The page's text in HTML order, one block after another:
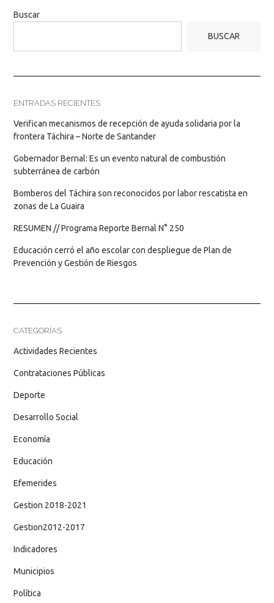
Buscar
BUSCAR
ENTRADAS RECIENTES
Verifican mecanismos de recepción de ayuda solidaria por la
frontera Táchira – Norte de Santander
Gobernador Bernal: Es un evento natural de combustión
subterránea de carbón
Bomberos del Táchira son reconocidos por labor rescatista en
zonas de La Guaira
RESUMEN // Programa Reporte Bernal N° 250
Educación cerró el año escolar con despliegue de Plan de
Prevención y Gestión de Riesgos
CATEGORÍAS
Actividades Recientes
Contrataciones Públicas
Deporte
Desarrollo Social
Economía
Educación
Efemerides
Gestion 2018-2021
Gestion2012-2017
Indicadores
Municipios
Política